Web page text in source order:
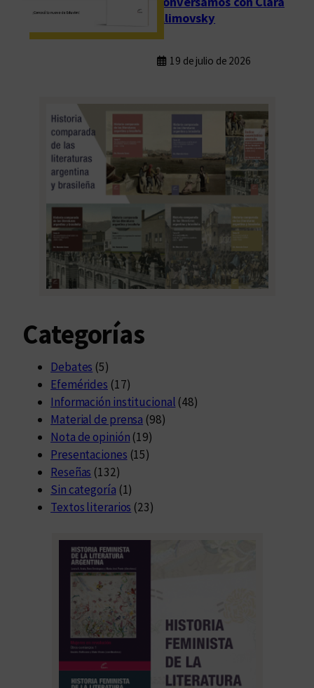
Klimovsky
19 de julio de 2026
Categorías
Debates (5)
Efemérides (17)
Información institucional (48)
Material de prensa (98)
Nota de opinión (19)
Presentaciones (15)
Reseñas (132)
Sin categoría (1)
Textos literarios (23)